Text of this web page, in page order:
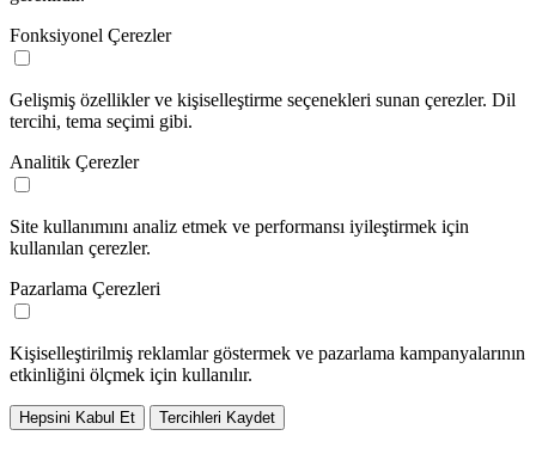
Fonksiyonel Çerezler
Gelişmiş özellikler ve kişiselleştirme seçenekleri sunan çerezler. Dil
tercihi, tema seçimi gibi.
Analitik Çerezler
Site kullanımını analiz etmek ve performansı iyileştirmek için
kullanılan çerezler.
Pazarlama Çerezleri
Kişiselleştirilmiş reklamlar göstermek ve pazarlama kampanyalarının
etkinliğini ölçmek için kullanılır.
Hepsini Kabul Et Tercihleri Kaydet